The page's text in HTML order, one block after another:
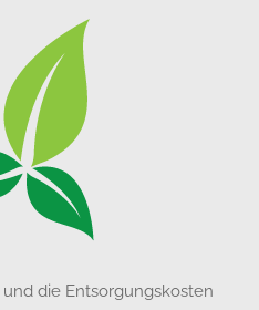
und die Entsorgungskosten